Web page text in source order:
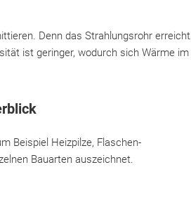
Denn das Strahlungsrohr erreicht
ist geringer, wodurch sich Wärme im
Beispiel Heizpilze, Flaschen-
Bauarten auszeichnet.